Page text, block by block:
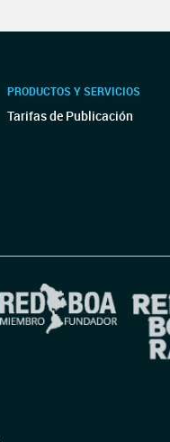
PRODUCTOS Y SERVICIOS
Tarifas de Publicación